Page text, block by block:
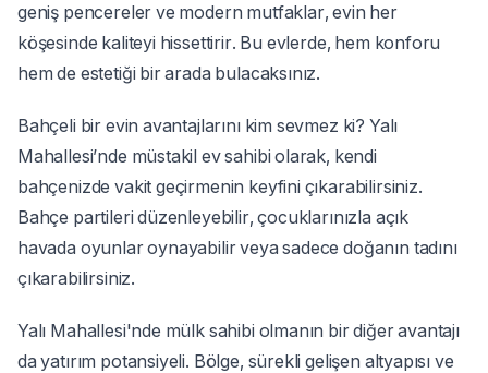
geniş pencereler ve modern mutfaklar, evin her
köşesinde kaliteyi hissettirir. Bu evlerde, hem konforu
hem de estetiği bir arada bulacaksınız.
Bahçeli bir evin avantajlarını kim sevmez ki? Yalı
Mahallesi’nde müstakil ev sahibi olarak, kendi
bahçenizde vakit geçirmenin keyfini çıkarabilirsiniz.
Bahçe partileri düzenleyebilir, çocuklarınızla açık
havada oyunlar oynayabilir veya sadece doğanın tadını
çıkarabilirsiniz.
Yalı Mahallesi'nde mülk sahibi olmanın bir diğer avantajı
da yatırım potansiyeli. Bölge, sürekli gelişen altyapısı ve